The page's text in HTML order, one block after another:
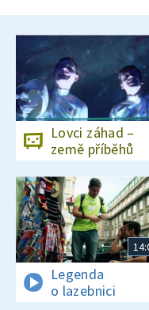
Lovci záhad –
země příběhů
Legenda
o lazebnici